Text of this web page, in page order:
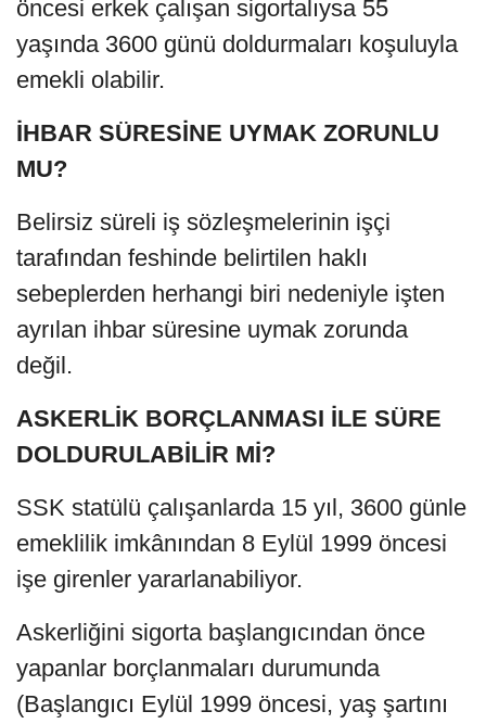
öncesi erkek çalışan sigortalıysa 55
yaşında 3600 günü doldurmaları koşuluyla
emekli olabilir.
İHBAR SÜRESİNE UYMAK ZORUNLU
MU?
Belirsiz süreli iş sözleşmelerinin işçi
tarafından feshinde belirtilen haklı
sebeplerden herhangi biri nedeniyle işten
ayrılan ihbar süresine uymak zorunda
değil.
ASKERLİK BORÇLANMASI İLE SÜRE
DOLDURULABİLİR Mİ?
SSK statülü çalışanlarda 15 yıl, 3600 günle
emeklilik imkânından 8 Eylül 1999 öncesi
işe girenler yararlanabiliyor.
Askerliğini sigorta başlangıcından önce
yapanlar borçlanmaları durumunda
(Başlangıcı Eylül 1999 öncesi, yaş şartını